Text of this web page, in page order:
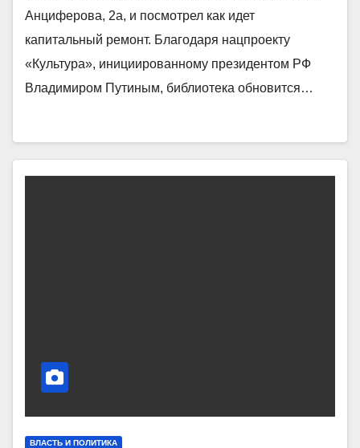
Анциферова, 2а, и посмотрел как идет
капитальный ремонт. Благодаря нацпроекту
«Культура», инициированному президентом РФ
Владимиром Путиным, библиотека обновится…
ВЛАСТЬ И ПОЛИТИКА